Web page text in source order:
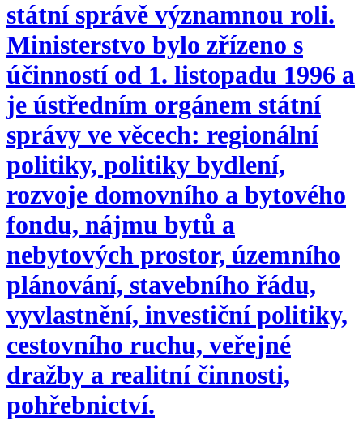
státní správě významnou roli.
Ministerstvo bylo zřízeno s
účinností od 1. listopadu 1996 a
je ústředním orgánem státní
správy ve věcech: regionální
politiky, politiky bydlení,
rozvoje domovního a bytového
fondu, nájmu bytů a
nebytových prostor, územního
plánování, stavebního řádu,
vyvlastnění, investiční politiky,
cestovního ruchu, veřejné
dražby a realitní činnosti,
pohřebnictví.